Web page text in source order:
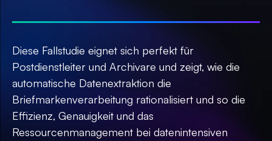
Diese Fallstudie eignet sich perfekt für
Postdienstleiter und Archivare und zeigt, wie die
automatische Datenextraktion die
Briefmarkenverarbeitung rationalisiert und so die
Effizienz, Genauigkeit und das
Ressourcenmanagement bei datenintensiven